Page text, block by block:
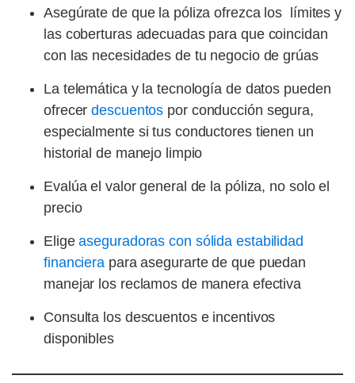
Asegúrate de que la póliza ofrezca los límites y
las coberturas adecuadas para que coincidan
con las necesidades de tu negocio de grúas
La telemática y la tecnología de datos pueden
ofrecerdescuentos por conducción segura,
especialmente si tus conductores tienen un
historial de manejo limpio
Evalúa el valor general de la póliza, no solo el
precio
Eligeaseguradoras con sólida estabilidad
financiera para asegurarte de que puedan
manejar los reclamos de manera efectiva
Consulta los descuentos e incentivos
disponibles